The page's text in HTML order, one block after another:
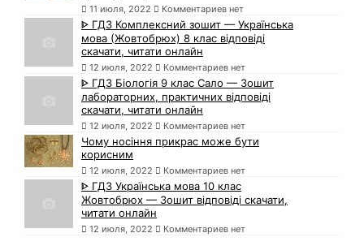
11 июля, 2022 Комментариев нет
ᐈ ГДЗ Комплексний зошит — Українська
мова (Жовтобрюх) 8 клас відповіді
скачати, читати онлайн
12 июля, 2022 Комментариев нет
ᐈ ГДЗ Біологія 9 клас Сало — Зошит
лабораторних, практичних відповіді
скачати, читати онлайн
12 июля, 2022 Комментариев нет
Чому носіння прикрас може бути
корисним
12 июля, 2022 Комментариев нет
ᐈ ГДЗ Українська мова 10 клас
Жовтобрюх — Зошит відповіді скачати,
читати онлайн
12 июля, 2022 Комментариев нет